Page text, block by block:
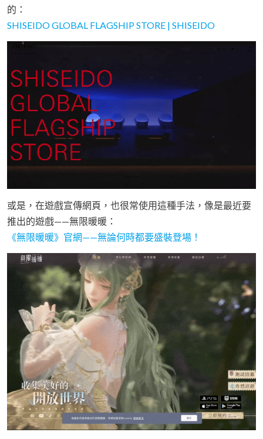
的：
SHISEIDO GLOBAL FLAGSHIP STORE | SHISEIDO
或是，在遊戲宣傳網頁，也很常使用這種手法，像是最近要
推出的遊戲——無限暖暖：
《無限暖暖》官網——無論何時都要盛裝登場！